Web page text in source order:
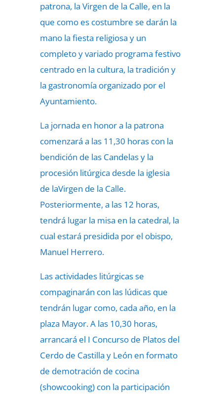
patrona, la Virgen de la Calle, en la
que como es costumbre se darán la
mano la fiesta religiosa y un
completo y variado programa festivo
centrado en la cultura, la tradición y
la gastronomía organizado por el
Ayuntamiento.
La jornada en honor a la patrona
comenzará a las 11,30 horas con la
bendición de las Candelas y la
procesión litúrgica desde la iglesia
de laVirgen de la Calle.
Posteriormente, a las 12 horas,
tendrá lugar la misa en la catedral, la
cual estará presidida por el obispo,
Manuel Herrero.
Las actividades litúrgicas se
compaginarán con las lúdicas que
tendrán lugar como, cada año, en la
plaza Mayor. A las 10,30 horas,
arrancará el I Concurso de Platos del
Cerdo de Castilla y León en formato
de demotración de cocina
(showcooking) con la participación